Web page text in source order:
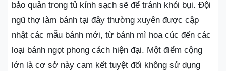
bảo quản trong tủ kính sạch sẽ để tránh khói bụi. Đội
ngũ thợ làm bánh tại đây thường xuyên được cập
nhật các mẫu bánh mới, từ bánh mì hoa cúc đến các
loại bánh ngọt phong cách hiện đại. Một điểm cộng
lớn là cơ sở này cam kết tuyệt đối không sử dụng